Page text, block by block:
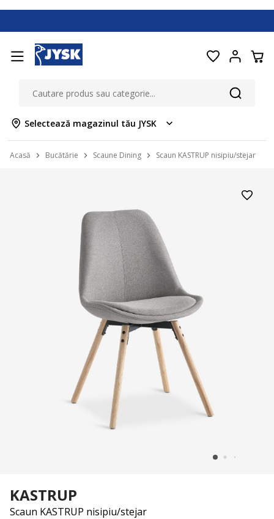
Selectează magazinul tău JYSK
Acasă Bucătărie Scaune Dining Scaun KASTRUP nisipiu/stejar
KASTRUP
Scaun KASTRUP nisipiu/stejar